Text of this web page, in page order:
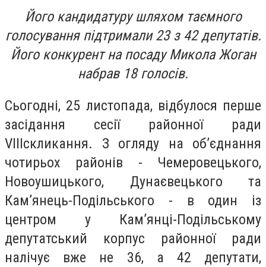
Його кандидатуру шляхом таємного
голосування підтримали 23 з 42 депутатів.
Його конкурент на посаду Микола Жоган
набрав 18 голосів.
Сьогодні, 25 листопада, відбулося перше
засідання сесії районної ради
VIIIскликання. З огляду на об’єднання
чотирьох районів - Чемеровецького,
Новоушицького, Дунаєвецького та
Кам’янець-Подільського - в один із
центром у Кам’янці-Подільському
депутатський корпус районної ради
налічує вже не 36, а 42 депутати,